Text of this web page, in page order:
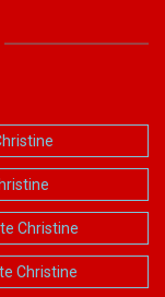
Christine
Christine